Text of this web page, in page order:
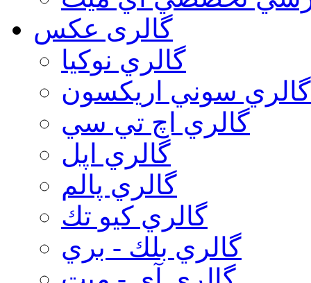
گالری عکس
گالري نوكيا
گالري سوني اريكسون
گالري اچ تي سي
گالري اپل
گالري پالم
گالري كيو تك
گالري بلك - بري